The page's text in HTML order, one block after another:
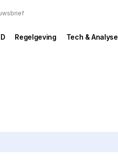
Regelgeving Tech & Analyse